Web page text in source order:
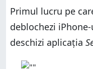
Primul lucru pe
deblochezi
deschizi aplicația